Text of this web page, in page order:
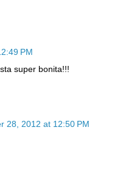
PM
super bonita!!!
28, 2012 at 12:50 PM